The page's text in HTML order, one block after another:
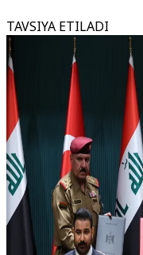
TAVSIYA ETILADI